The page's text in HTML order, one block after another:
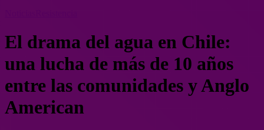
El drama del agua en Chile:
una lucha de más de 10 años
entre las comunidades y Anglo
American